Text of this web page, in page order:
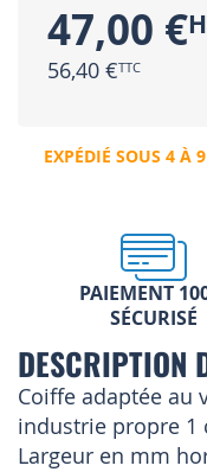
47,00 €
56,40 €
EXPÉDIÉ SOUS 4 À
PAIEMENT
SÉCURISÉ
DESCRIPTION
Coiffe adaptée au
industrie propre 1
Largeur en mm